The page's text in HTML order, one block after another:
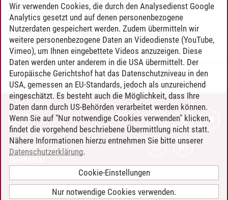
Cradle-to-Cradle gewidmet ist.
Landeszeitung für die Lüneburger Heide
Inga Galstian/19.02.2020
KONTAKT
LEUPHANA ALS ARBEITGEBER
INTRANET
BARRIEREFREIHEIT
Wir verwenden Cookies, die durch den Analysedienst Google
Analytics gesetzt und auf denen personenbezogene
Nutzerdaten gespeichert werden. Zudem übermitteln wir
weitere personenbezogene Daten an Videodienste (YouTube,
Vimeo), um Ihnen eingebettete Videos anzuzeigen. Diese
Daten werden unter anderem in die USA übermittelt. Der
Europäische Gerichtshof hat das Datenschutzniveau in den
USA, gemessen an EU-Standards, jedoch als unzureichend
eingeschätzt. Es besteht auch die Möglichkeit, dass Ihre
Daten dann durch US-Behörden verarbeitet werden können.
Wenn Sie auf "Nur notwendige Cookies verwenden" klicken,
findet die vorgehend beschriebene Übermittlung nicht statt.
Nähere Informationen hierzu entnehmen Sie bitte unserer
Datenschutzerklärung.
Cookie-Einstellungen
Nur notwendige Cookies verwenden.